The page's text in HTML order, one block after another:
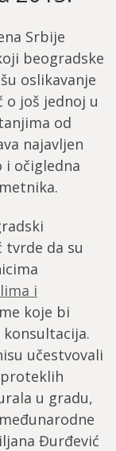
Srbije
beogradske
oslikavanje
o još jednoj u
od
najavljen
i očigledna
da su
i
koje bi
učestvovali
u gradu,
Đurđević